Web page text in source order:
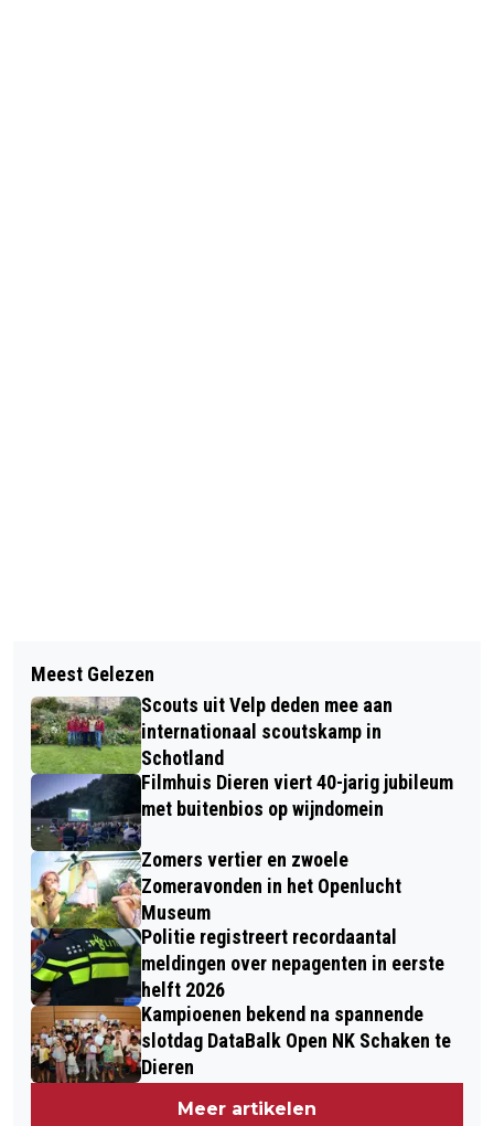
LAURINE HETTERSCHEID UIT RHEDEN
NAAR WK ONDERWATERHOCKEY
OERRR SPEUREN NAAR WILD OP DE
VELUWEZOOM
Meest Gelezen
Scouts uit Velp deden mee aan
internationaal scoutskamp in
Schotland
Filmhuis Dieren viert 40-jarig jubileum
met buitenbios op wijndomein
Zomers vertier en zwoele
Zomeravonden in het Openlucht
Museum
Politie registreert recordaantal
meldingen over nepagenten in eerste
helft 2026
Kampioenen bekend na spannende
slotdag DataBalk Open NK Schaken te
Dieren
Meer artikelen